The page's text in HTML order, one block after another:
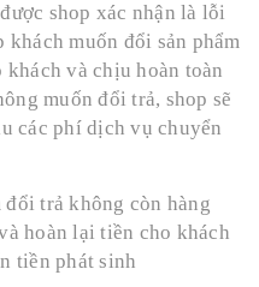
shop xác nhận là lỗi
muốn đổi sản phẩm
và chịu hoàn toàn
muốn đổi trả, shop sẽ
các phí dịch vụ chuyển
đổi trả không còn hàng
hoàn lại tiền cho khách
tiền phát sinh